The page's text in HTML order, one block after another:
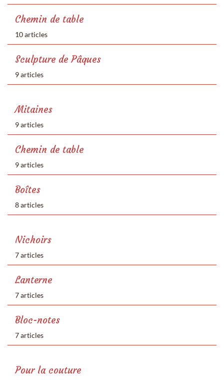
Chemin de table
10 articles
Sculpture de Pâques
9 articles
Mitaines
9 articles
Chemin de table
9 articles
Boîtes
8 articles
Nichoirs
7 articles
Lanterne
7 articles
Bloc-notes
7 articles
Pour la couture